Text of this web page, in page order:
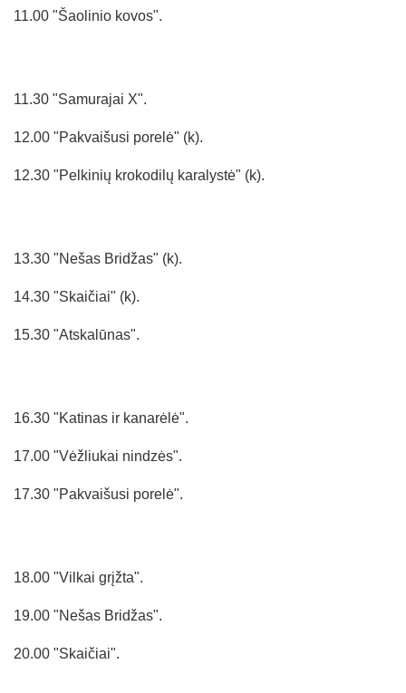
11.00 "Šaolinio kovos".
11.30 "Samurajai X".
12.00 "Pakvaišusi porelė" (k).
12.30 "Pelkinių krokodilų karalystė" (k).
13.30 "Nešas Bridžas" (k).
14.30 "Skaičiai" (k).
15.30 "Atskalūnas".
16.30 "Katinas ir kanarėlė".
17.00 "Vėžliukai nindzės".
17.30 "Pakvaišusi porelė".
18.00 "Vilkai grįžta".
19.00 "Nešas Bridžas".
20.00 "Skaičiai".